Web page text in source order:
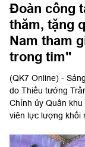
Đoàn công
thăm, tặng
Nam tham
trong tim"
(QK7 Online) -
do Thiếu tướng
Chính ủy Quân
viên lực lượng khối